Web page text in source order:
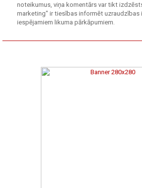
noteikumus, viņa komentārs var tikt
marketing" ir tiesības informēt uzraudzības
iespējamiem likuma pārkāpumiem.